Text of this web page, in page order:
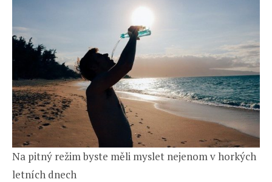
Na pitný režim byste měli myslet nejenom v horkých
letních dnech